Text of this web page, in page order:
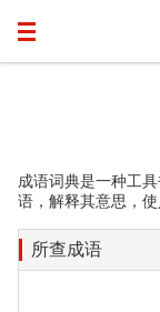
成语词典是一种工
语，解释其意思，
所查成语